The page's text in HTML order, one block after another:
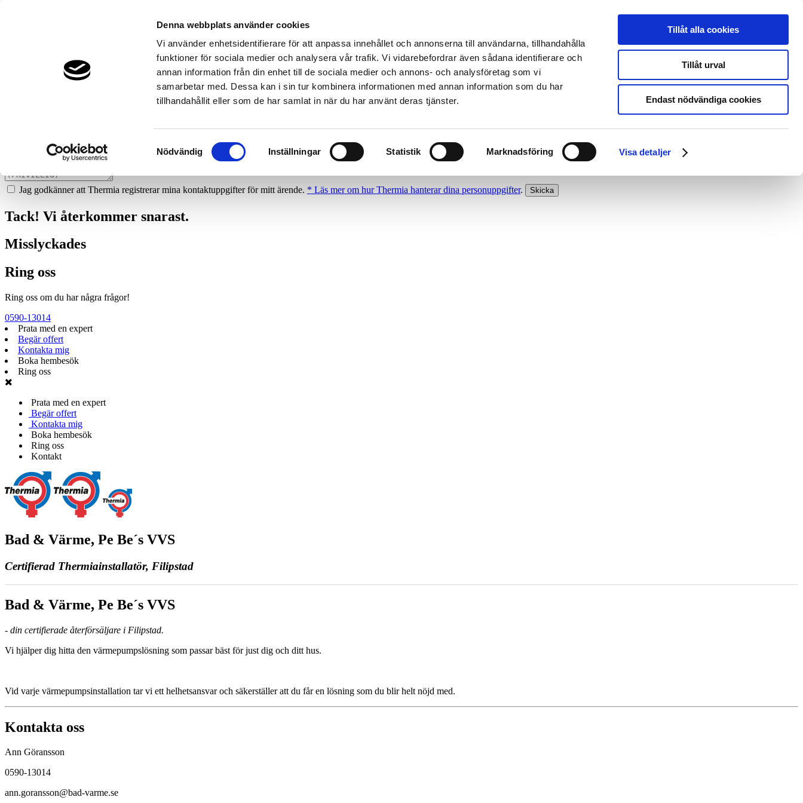
Denna webbplats använder cookies
Vi använder enhetsidentifierare för att anpassa innehållet och annonserna till användarna, tillhandahålla
funktioner för sociala medier och analysera vår trafik. Vi vidarebefordrar även sådana identifierare och
annan information från din enhet till de sociala medier och annons- och analysföretag som vi
samarbetar med. Dessa kan i sin tur kombinera informationen med annan information som du har
tillhandahållit eller som de har samlat in när du har använt deras tjänster.
Samtyckesval
Nödvändig Inställningar Statistik Marknadsföring Visa detaljer
Tillåt alla cookies
Tillåt urval
Endast nödvändiga cookies
Vi ger dig gärna goda råd - helt kostnadsfritt.
Vi hjälper dig att räkna ut mycket du kan spara med en värmepump!
Jag godkänner att Thermia registrerar mina kontaktuppgifter för mitt ärende. * Läs mer om hur Thermia hanterar dina personuppgifter.
Tack! Vi återkommer snarast.
Misslyckades
Ring oss
Ring oss om du har några frågor!
0590-13014
Prata med en expert
Begär offert
Kontakta mig
Boka hembesök
Ring oss
Prata med en expert
Begär offert
Kontakta mig
Boka hembesök
Ring oss
Kontakt
Bad & Värme, Pe Be´s VVS
Certifierad Thermiainstallatör, Filipstad
Bad & Värme, Pe Be´s VVS
- din certifierade återförsäljare i Filipstad.
Vi hjälper dig hitta den värmepumpslösning som passar bäst för just dig och ditt hus.
Vid varje värmepumpsinstallation tar vi ett helhetsansvar och säkerställer att du får en lösning som du blir helt nöjd med.
Kontakta oss
Ann Göransson
0590-13014
ann.goransson@bad-varme.se